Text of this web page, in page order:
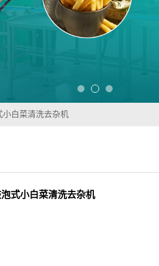
小白菜清洗去杂机
式小白菜清洗去杂机